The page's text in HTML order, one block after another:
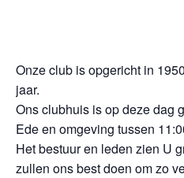
Onze club is opgericht in
jaar.
Ons clubhuis is op deze dag
Ede en omgeving tussen
Het bestuur en leden zien U
zullen ons best doen om zo